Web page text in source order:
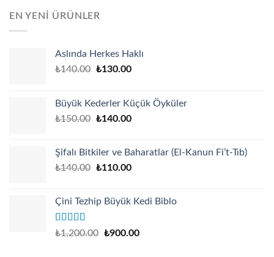
EN YENI ÜRÜNLER
Aslında Herkes Haklı
₺140.00 Original
₺140.00.
₺130.00Current
₺130.00.
Büyük Kederler Küçük Öyküler
₺150.00 Original
₺150.00.
₺140.00Current
₺140.00.
Şifalı Bitkiler ve Baharatlar (El-Kanun Fi’t-Tıb)
₺140.00 Original
₺140.00.
₺110.00Current
₺110.00.
Çini Tezhip Büyük Kedi Biblo
Rated5.00
₺1,200.00 ₺900.00